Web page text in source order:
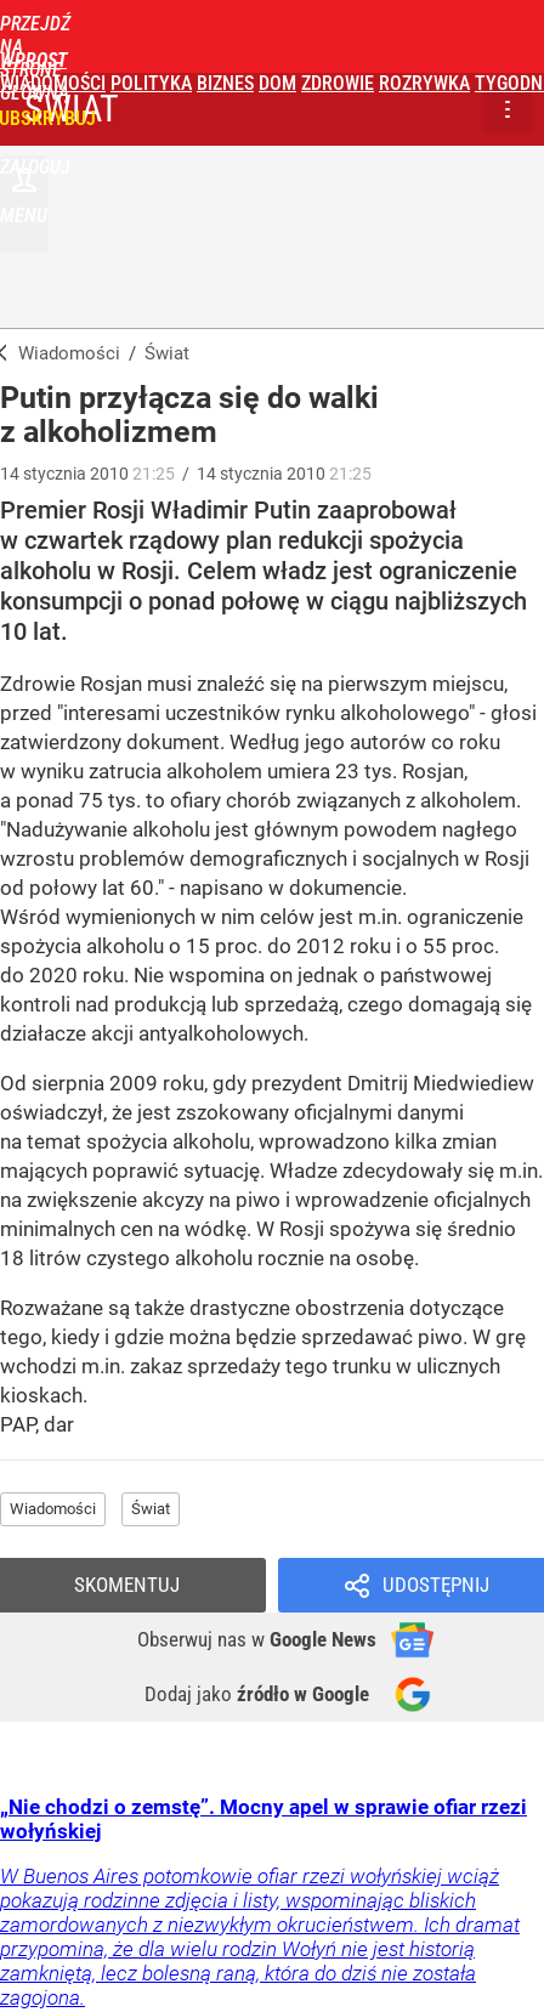
PRZEJDŹ
NA
STRONĘ
GŁÓWNĄ
WPROST
WIADOMOŚCI POLITYKA BIZNES DOM ZDROWIE ROZRYWKA
ŚWIAT
Wiadomości / Świat
Putin przyłącza się do walki
z alkoholizmem
14 stycznia 2010 21:25 / 14 stycznia 2010 21:25
Premier Rosji Władimir Putin zaaprobował
w czwartek rządowy plan redukcji spożycia
alkoholu w Rosji. Celem władz jest ograniczenie
konsumpcji o ponad połowę w ciągu najbliższych
10 lat.
Zdrowie Rosjan musi znaleźć się na pierwszym miejscu,
przed "interesami uczestników rynku alkoholowego" - głosi
zatwierdzony dokument. Według jego autorów co roku
w wyniku zatrucia alkoholem umiera 23 tys. Rosjan,
a ponad 75 tys. to ofiary chorób związanych z alkoholem.
"Nadużywanie alkoholu jest głównym powodem nagłego
wzrostu problemów demograficznych i socjalnych w Rosji
od połowy lat 60." - napisano w dokumencie.
Wśród wymienionych w nim celów jest m.in. ograniczenie
spożycia alkoholu o 15 proc. do 2012 roku i o 55 proc.
do 2020 roku. Nie wspomina on jednak o państwowej
kontroli nad produkcją lub sprzedażą, czego domagają się
działacze akcji antyalkoholowych.
Od sierpnia 2009 roku, gdy prezydent Dmitrij Miedwiediew
oświadczył, że jest zszokowany oficjalnymi danymi
na temat spożycia alkoholu, wprowadzono kilka zmian
mających poprawić sytuację. Władze zdecydowały się m.in.
na zwiększenie akcyzy na piwo i wprowadzenie oficjalnych
minimalnych cen na wódkę. W Rosji spożywa się średnio
18 litrów czystego alkoholu rocznie na osobę.
Rozważane są także drastyczne obostrzenia dotyczące
tego, kiedy i gdzie można będzie sprzedawać piwo. W grę
wchodzi m.in. zakaz sprzedaży tego trunku w ulicznych
kioskach.
PAP, dar
Wiadomości Świat
UDOSTĘPNIJ
Obserwuj nas w Google News
Dodaj jako źródło w Google
SKOMENTUJ
„Nie chodzi o zemstę”. Mocny apel w sprawie ofiar rzezi
wołyńskiej
W Buenos Aires potomkowie ofiar rzezi wołyńskiej wciąż
pokazują rodzinne zdjęcia i listy, wspominając bliskich
zamordowanych z niezwykłym okrucieństwem. Ich dramat
przypomina, że dla wielu rodzin Wołyń nie jest historią
zamkniętą, lecz bolesną raną, która do dziś nie została
zagojona.